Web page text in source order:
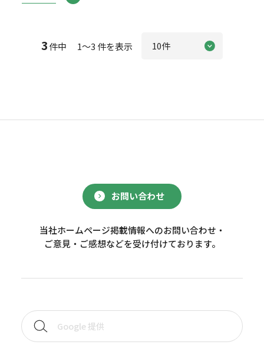
3件中 1～3 件を表示
お問い合わせ
当社ホームページ掲載情報へのお問い合わせ・
ご意見・ご感想などを受け付けております。